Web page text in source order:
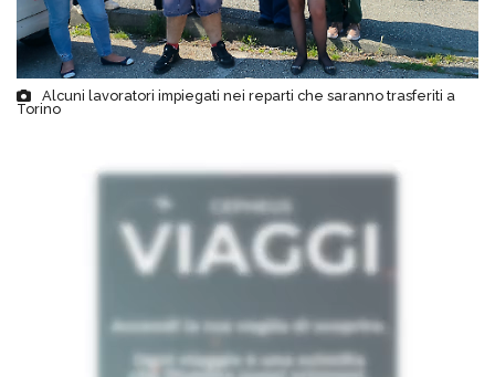
Alcuni lavoratori impiegati nei reparti che saranno trasferiti a
Torino